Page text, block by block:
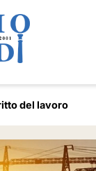
del lavoro